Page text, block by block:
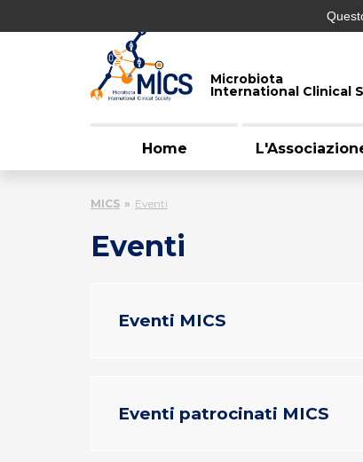
Microbiota
International Clinical
Home
MICS Eventi
Eventi
Eventi MICS
Eventi patrocinati MICS